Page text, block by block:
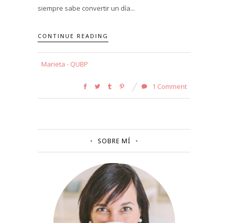
siempre sabe convertir un día...
CONTINUE READING
Marieta - QUBP
1 Comment
SOBRE MÍ